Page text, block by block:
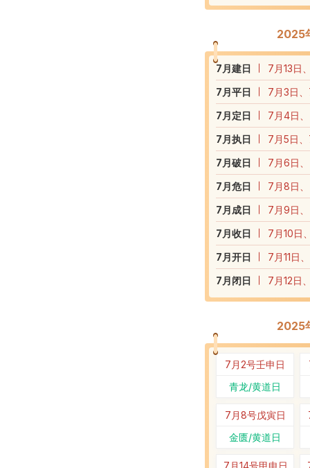
2025
7 月建日
7月13日
7 月平日
7月3日
7 月定日
7月4日
7 月执日
7月5日
7 月破日
7月6日
7 月危日
7月8日
7 月成日
7月9日
7 月收日
7月10日
7 月开日
7月11日
7 月闭日 7月12日
2025
7月2号壬申日
青龙/黄道日
7月8号戊寅日
金匮/黄道日
7月14号甲申日